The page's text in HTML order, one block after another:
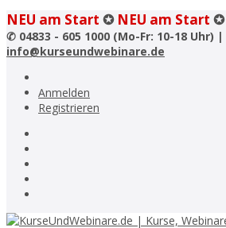
NEU am Start ✪ NEU am Start ✪
✆ 04833 - 605 1000 (Mo-Fr: 10-18 Uhr) |
info@kurseundwebinare.de
Anmelden
Registrieren